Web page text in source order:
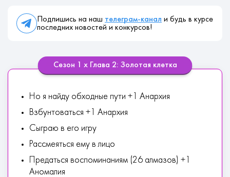
Подпишись на наш телеграм-канал и будь в курсе
последних новостей и конкурсов!
Сезон 1 х Глава 2: Золотая клетка
Но я найду обходные пути +1 Анархия
Взбунтоваться +1 Анархия
Сыграю в его игру
Рассмеяться ему в лицо
Предаться воспоминаниям (26 алмазов) +1
Аномалия